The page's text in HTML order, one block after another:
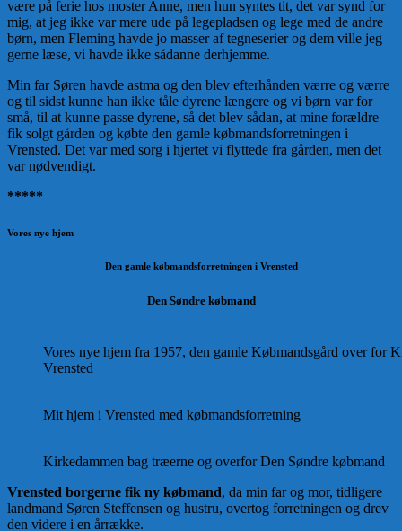
være på ferie hos moster Anne, men hun syntes tit, det var synd for
mig, at jeg ikke var mere ude på legepladsen og lege med de andre
børn, men Fleming havde jo masser af tegneserier og dem ville jeg
gerne læse, vi havde ikke sådanne derhjemme.
Min far Søren havde astma og den blev efterhånden værre og værre
og til sidst kunne han ikke tåle dyrene længere og vi børn var for
små, til at kunne passe dyrene, så det blev sådan, at mine forældre
fik solgt gården og købte den gamle købmandsforretningen i
Vrensted. Det var med sorg i hjertet vi flyttede fra gården, men det
var nødvendigt.
*****
Vores nye hjem
Den gamle købmandsforretningen i Vrensted
Den Søndre købmand
Vores nye hjem fra 1957, den gamle Købmandsgård over for
Vrensted
Mit hjem i Vrensted med købmandsforretning
Kirkedammen bag træerne og overfor Den Søndre købmand
Vrensted borgerne fik ny købmand, da min far og mor, tidligere
landmand Søren Steffensen og hustru, overtog forretningen og drev
den videre i en årrække.